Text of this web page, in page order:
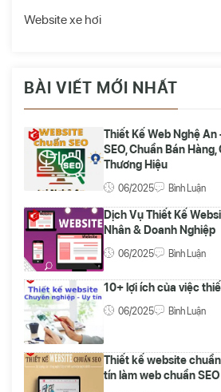
Website xe hơi
BÀI VIẾT MỚI NHẤT
Thiết Kế Web Nghệ An
SEO, Chuẩn Bán
Thương Hiệu
06/2025 Bình Luận
Dịch Vụ Thiết Kế
Nhân & Doanh Nghiệp
06/2025 Bình Luận
10+ lợi ích của việc
06/2025 Bình Luận
Thiết kế website
tín làm web chuẩn